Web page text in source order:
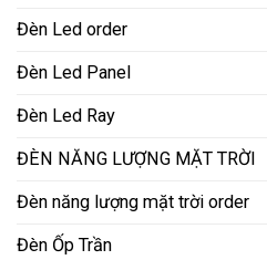
Đèn Led order
Đèn Led Panel
Đèn Led Ray
ĐÈN NĂNG LƯỢNG MẶT TRỜI
Đèn năng lượng mặt trời order
Đèn Ốp Trần